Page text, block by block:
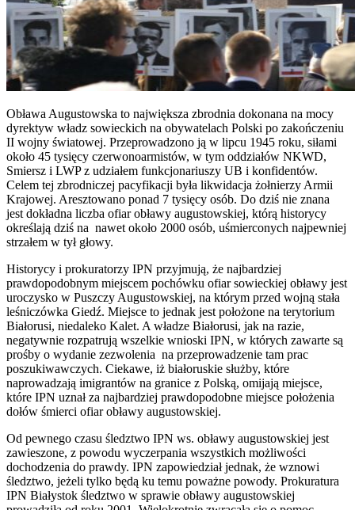
Obława Augustowska to największa zbrodnia dokonana na mocy
dyrektyw władz sowieckich na obywatelach Polski po zakończeniu
II wojny światowej. Przeprowadzono ją w lipcu 1945 roku, siłami
około 45 tysięcy czerwonoarmistów, w tym oddziałów NKWD,
Smiersz i LWP z udziałem funkcjonariuszy UB i konfidentów.
Celem tej zbrodniczej pacyfikacji była likwidacja żołnierzy Armii
Krajowej. Aresztowano ponad 7 tysięcy osób. Do dziś nie znana
jest dokładna liczba ofiar obławy augustowskiej, którą historycy
określają dziś na nawet około 2000 osób, uśmierconych najpewniej
strzałem w tył głowy.
Historycy i prokuratorzy IPN przyjmują, że najbardziej
prawdopodobnym miejscem pochówku ofiar sowieckiej obławy jest
uroczysko w Puszczy Augustowskiej, na którym przed wojną stała
leśniczówka Giedź. Miejsce to jednak jest położone na terytorium
Białorusi, niedaleko Kalet. A władze Białorusi, jak na razie,
negatywnie rozpatrują wszelkie wnioski IPN, w których zawarte są
prośby o wydanie zezwolenia na przeprowadzenie tam prac
poszukiwawczych. Ciekawe, iż białoruskie służby, które
naprowadzają imigrantów na granice z Polską, omijają miejsce,
które IPN uznał za najbardziej prawdopodobne miejsce położenia
dołów śmierci ofiar obławy augustowskiej.
Od pewnego czasu śledztwo IPN ws. obławy augustowskiej jest
zawieszone, z powodu wyczerpania wszystkich możliwości
dochodzenia do prawdy. IPN zapowiedział jednak, że wznowi
śledztwo, jeżeli tylko będą ku temu poważne powody. Prokuratura
IPN Białystok śledztwo w sprawie obławy augustowskiej